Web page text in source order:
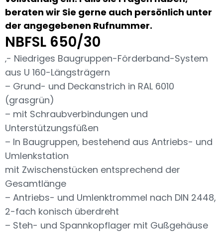
beraten wir Sie gerne auch persönlich unter
der angegebenen Rufnummer.
NBFSL 650/30
‚- Niedriges Baugruppen-Förderband-System
aus U 160-Längsträgern
– Grund- und Deckanstrich in RAL 6010
(grasgrün)
– mit Schraubverbindungen und
Unterstützungsfüßen
– In Baugruppen, bestehend aus Antriebs- und
Umlenkstation
mit Zwischenstücken entsprechend der
Gesamtlänge
– Antriebs- und Umlenktrommel nach DIN 2448,
2-fach konisch überdreht
– Steh- und Spannkopflager mit Gußgehäuse